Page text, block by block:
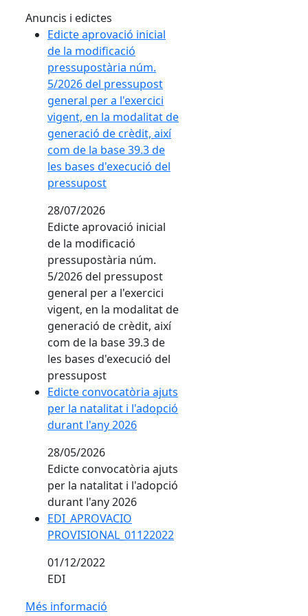
Anuncis i edictes
Edicte aprovació inicial
de la modificació
pressupostària núm.
5/2026 del pressupost
general per a l'exercici
vigent, en la modalitat de
generació de crèdit, així
com de la base 39.3 de
les bases d'execució del
pressupost
28/07/2026
Edicte aprovació inicial
de la modificació
pressupostària núm.
5/2026 del pressupost
general per a l'exercici
vigent, en la modalitat de
generació de crèdit, així
com de la base 39.3 de
les bases d'execució del
pressupost
Edicte convocatòria ajuts
per la natalitat i l'adopció
durant l'any 2026
28/05/2026
Edicte convocatòria ajuts
per la natalitat i l'adopció
durant l'any 2026
EDI_APROVACIO
PROVISIONAL_01122022
01/12/2022
EDI
Més informació